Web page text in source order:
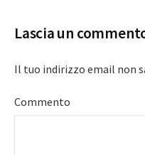
Lascia un
Il tuo indirizzo email non
Commento